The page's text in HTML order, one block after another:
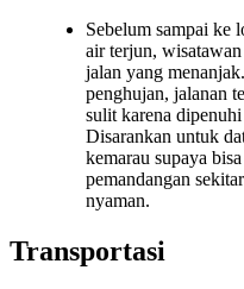
Sebelum sampai ke
air terjun,
jalan yang
penghujan, jalanan
sulit karena
Disarankan untuk
kemarau supaya
pemandangan
nyaman.
Transportasi